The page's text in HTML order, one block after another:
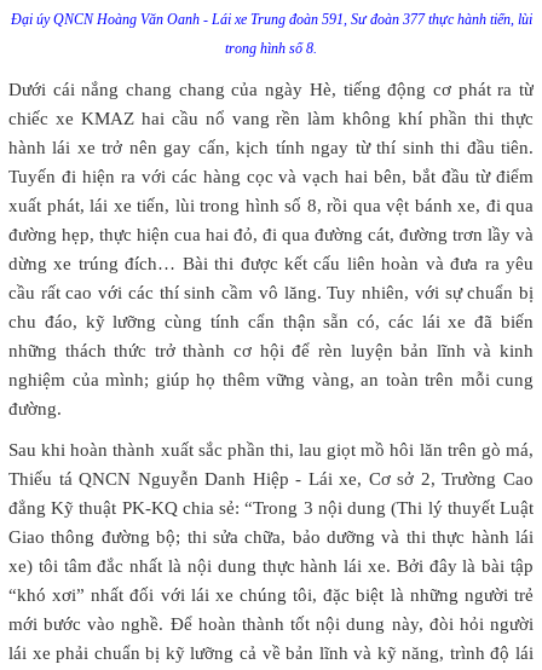
Đại úy QNCN Hoàng Văn Oanh - Lái xe Trung đoàn 591, Sư đoàn 377 thực hành tiến, lùi
trong hình số 8.
Dưới cái nắng chang chang của ngày Hè, tiếng động cơ phát ra từ
chiếc xe KMAZ hai cầu nổ vang rền làm không khí phần thi thực
hành lái xe trở nên gay cấn, kịch tính ngay từ thí sinh thi đầu tiên.
Tuyến đi hiện ra với các hàng cọc và vạch hai bên, bắt đầu từ điểm
xuất phát, lái xe tiến, lùi trong hình số 8, rồi qua vệt bánh xe, đi qua
đường hẹp, thực hiện cua hai đỏ, đi qua đường cát, đường trơn lầy và
dừng xe trúng đích… Bài thi được kết cấu liên hoàn và đưa ra yêu
cầu rất cao với các thí sinh cầm vô lăng. Tuy nhiên, với sự chuẩn bị
chu đáo, kỹ lưỡng cùng tính cẩn thận sẵn có, các lái xe đã biến
những thách thức trở thành cơ hội để rèn luyện bản lĩnh và kinh
nghiệm của mình; giúp họ thêm vững vàng, an toàn trên mỗi cung
đường.
Sau khi hoàn thành xuất sắc phần thi, lau giọt mồ hôi lăn trên gò má,
Thiếu tá QNCN Nguyễn Danh Hiệp - Lái xe, Cơ sở 2, Trường Cao
đẳng Kỹ thuật PK-KQ chia sẻ: “Trong 3 nội dung (Thi lý thuyết Luật
Giao thông đường bộ; thi sửa chữa, bảo dưỡng và thi thực hành lái
xe) tôi tâm đắc nhất là nội dung thực hành lái xe. Bởi đây là bài tập
“khó xơi” nhất đối với lái xe chúng tôi, đặc biệt là những người trẻ
mới bước vào nghề. Để hoàn thành tốt nội dung này, đòi hỏi người
lái xe phải chuẩn bị kỹ lưỡng cả về bản lĩnh và kỹ năng, trình độ lái